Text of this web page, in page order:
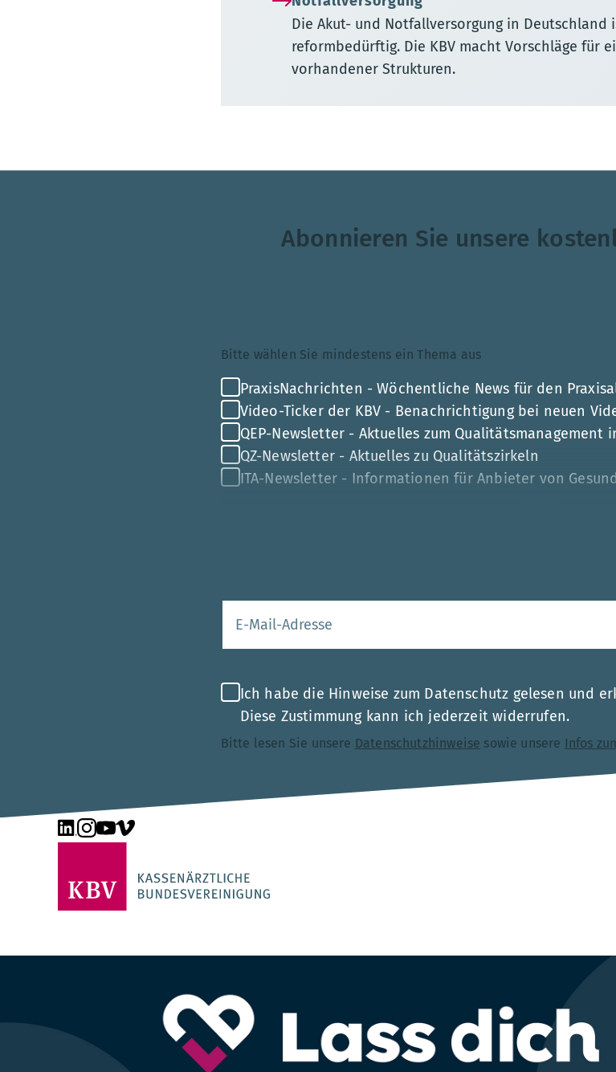
Die Akut- und Notfallversorgung in
reformbedürftig. Die KBV macht Vorschläge für
vorhandener Strukturen.
Abonnieren Sie unsere
Bitte wählen Sie mindestens ein Thema aus
PraxisNachrichten - Wöchentliche News für den
Video-Ticker der KBV - Benachrichtigung bei neuen
QEP-Newsletter - Aktuelles zum Qualitätsmanagement
QZ-Newsletter - Aktuelles zu Qualitätszirkeln
ITA-Newsletter - Informationen für Anbieter von
Ich habe die Hinweise zum Datenschutz gelesen und
Diese Zustimmung kann ich jederzeit widerrufen.
Bitte lesen Sie unsere Datenschutzhinweise sowie unsere Infos
Ihre E-Mail-Adresse
Unsere Seite auf LinkedIn
Unsere Seite auf Instagram
Unsere Seite auf YouTube
Unsere Seite auf Vimeo